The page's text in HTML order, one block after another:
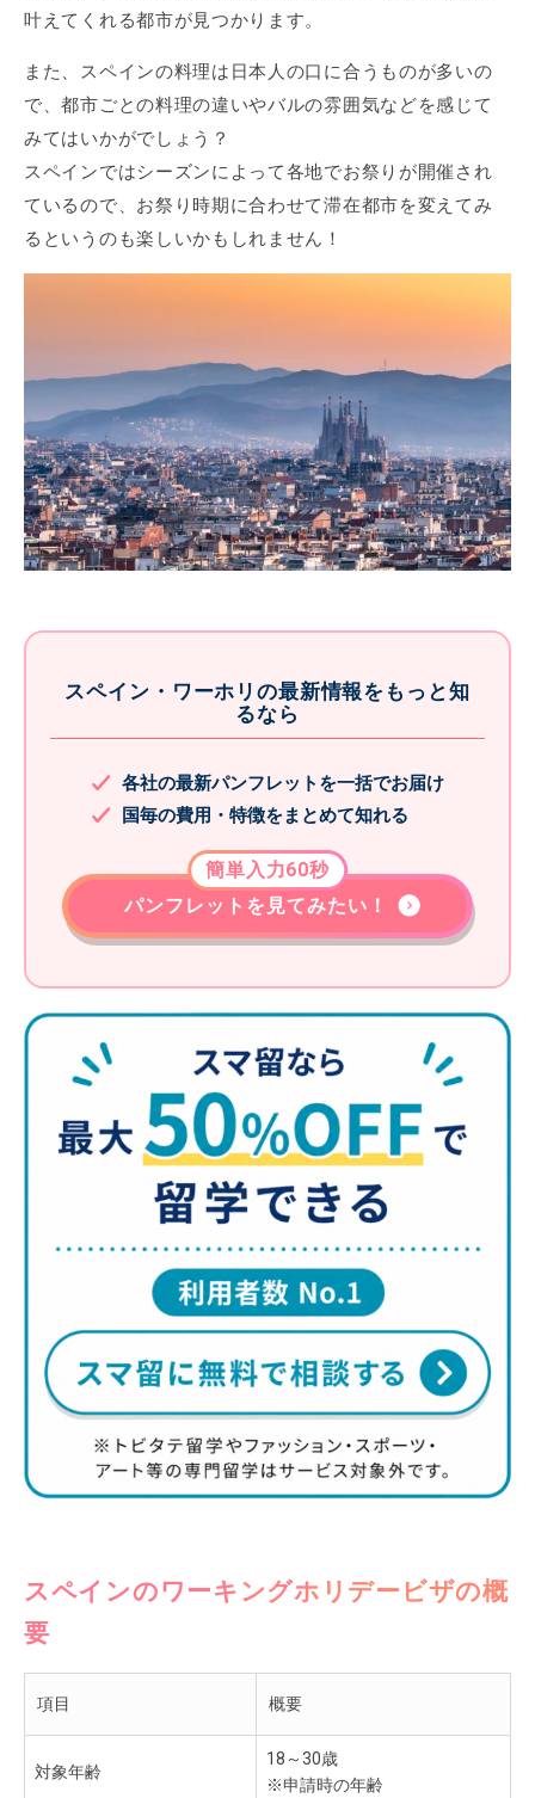
叶えてくれる都市が見つかります。
また、スペインの料理は日本人の口に合うものが多いの
で、都市ごとの料理の違いやバルの雰囲気などを感じて
みてはいかがでしょう？
スペインではシーズンによって各地でお祭りが開催され
ているので、お祭り時期に合わせて滞在都市を変えてみ
るというのも楽しいかもしれません！
スペイン・ワーホリの最新情報をもっと知
るなら
各社の最新パンフレットを一括でお届け
国毎の費用・特徴をまとめて知れる
パンフレットを見てみたい！
簡単入力60秒
スペインのワーキングホリデービザの概
要
項目 概要
対象年齢
18～30歳
※申請時の年齢